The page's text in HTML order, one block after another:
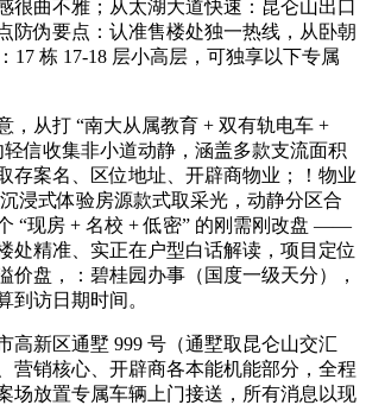
很曲不雅；从太湖大道快速：昆仑山出口
防伪要点：认准售楼处独一热线，从卧朝
17 栋 17-18 层小高层，可独享以下专属
从打 “南大从属教育 + 双有轨电车 +
轻信收集非小道动静，涵盖多款支流面积
存案名、区位地址、开辟商物业；！物业
浸式体验房源款式取采光，动静分区合
“现房 + 名校 + 低密” 的刚需刚改盘 ——
处精准、实正在户型白话解读，项目定位
价盘，：碧桂园办事（国度一级天分），
到访日期时间。
新区通墅 999 号（通墅取昆仑山交汇
营销核心、开辟商各本能机能部分，全程
场放置专属车辆上门接送，所有消息以现